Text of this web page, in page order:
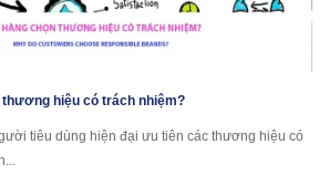
hiệu có trách nhiệm?
tiêu dùng hiện đại ưu tiên các thương hiệu có